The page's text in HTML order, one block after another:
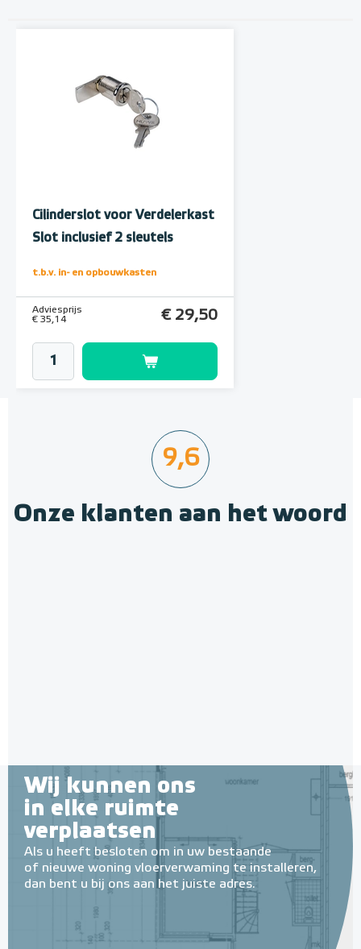
Cilinderslot voor Verdelerkast
Slot inclusief 2 sleutels
t.b.v. in- en opbouwkasten
Adviesprijs
€ 35,14
€ 29,50
9,6
Onze klanten aan het woord
Wij kunnen ons
in elke ruimte
verplaatsen
Als u heeft besloten om in uw bestaande
of nieuwe woning vloerverwaming te installeren,
dan bent u bij ons aan het juiste adres.